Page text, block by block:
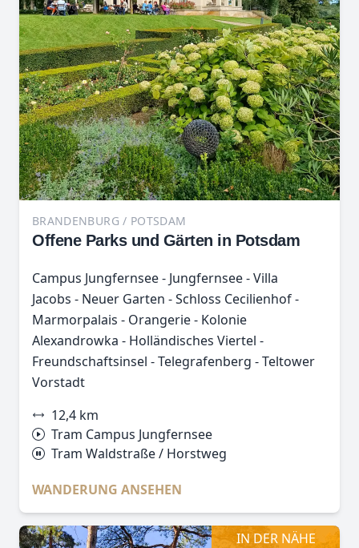
BRANDENBURG / POTSDAM
Offene Parks und Gärten in Potsdam
Campus Jungfernsee - Jungfernsee - Villa
Jacobs - Neuer Garten - Schloss Cecilienhof -
Marmorpalais - Orangerie - Kolonie
Alexandrowka - Holländisches Viertel -
Freundschaftsinsel - Telegrafenberg - Teltower
Vorstadt
12,4 km
Tram Campus Jungfernsee
Tram Waldstraße / Horstweg
WANDERUNG ANSEHEN
IN DER NÄHE